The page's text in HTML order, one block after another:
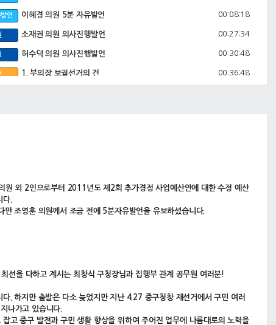
언 이혜경 의원 5분 자유발언 00:08:18
소재권 의원 의사진행발언 00:27:34
허수덕 의원 의사진행발언 00:30:48
1. 부의장 보궐선거의 건 00:36:48
원 외 2인으로부터 2011년도 제2회 추가경정 사업예산안에 대한 수정 예산
.
조영훈 의원께서 조금 전에 5분자유발언을 유보하셨습니다.
선을 다하고 계시는 최창식 구청장님과 집행부 관계 공무원 여러분!
. 하지만 출발은 다소 늦었지만 지난 4.27 중구청창 재선거에서 구민 여러
나가고 있습니다.
고 중구 발전과 구민 생활 향상을 위하여 주어진 업무에 나름대로의 노력을